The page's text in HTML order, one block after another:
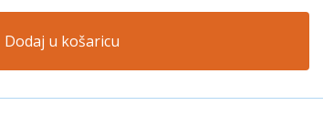
Dodaj u košaricu